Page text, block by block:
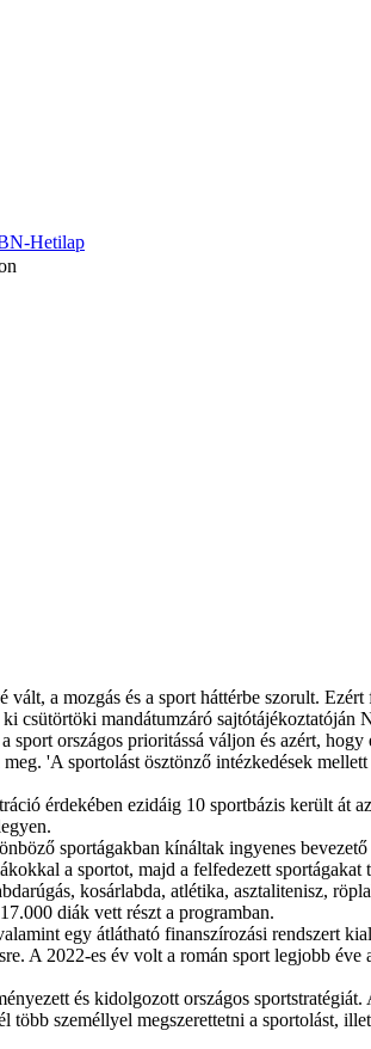
Hetilap
a mozgás és a sport háttérbe szorult.
csütörtöki mandátumzáró
országos prioritássá váljon és azért,
'A sportolást ösztönző intézkedések
érdekében ezidáig 10 sportbázis került át
sportágakban kínáltak ingyenes
a sportot, majd a felfedezett
kosárlabda, atlétika, asztalitenisz,
diák vett részt a programban.
egy átlátható finanszírozási rendszert
A 2022-es év volt a román sport legjobb
és kidolgozott országos
személlyel megszerettetni a sportolást,